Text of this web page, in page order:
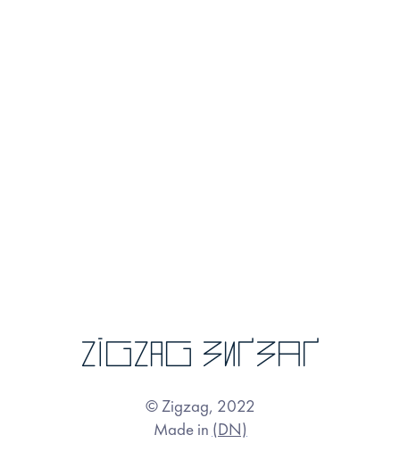
zigzag зиґзаґ
© Zigzag, 2022
Made in (DN)